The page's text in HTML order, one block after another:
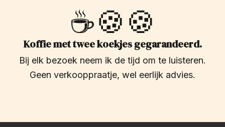
☕🍪🍪
Koffie met twee koekjes gegarandeerd.
Bij elk bezoek neem ik de tijd om te luisteren.
Geen verkooppraatje, wel eerlijk advies.